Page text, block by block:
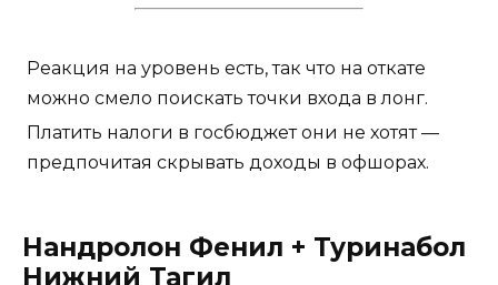
Реакция на уровень есть, так что на откате
можно смело поискать точки входа в лонг.
Платить налоги в госбюджет они не хотят —
предпочитая скрывать доходы в офшорах.
Нандролон Фенил + Туринабол
Нижний Тагил